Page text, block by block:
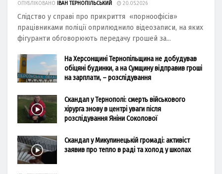
ОПУБЛІКОВАНО ІВАН ТЕРНОПІЛЬСЬКИЙ 20.05.2026
Слідство у справі про прикриття «порноофісів»
працівниками поліції оприлюднило відеозаписи, на яких
фігуранти обговорюють передачу грошей за...
На Херсонщині Тернопільщина не добудував
обіцяні будинки, а на Сумщину відправив гроші
на зарплати, – розслідування
Скандал у Тернополі: смерть військового
хірурга знову в центрі уваги після
розслідування Яніни Соколової
Скандал у Микулинецькій громаді: активіст
заявив про тепло в раді та холод у школах